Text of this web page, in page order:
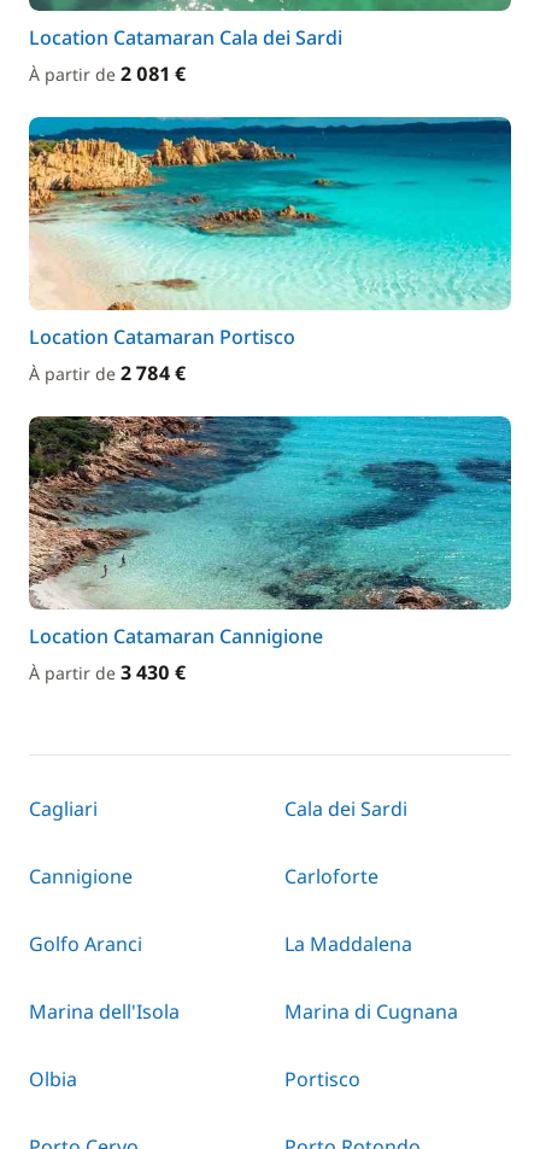
Location Catamaran Cala dei Sardi
À partir de 2 081 €
Location Catamaran Portisco
À partir de 2 784 €
Location Catamaran Cannigione
À partir de 3 430 €
Cagliari Cala dei Sardi
Cannigione Carloforte
Golfo Aranci La Maddalena
Marina dell'Isola Marina di Cugnana
Olbia Portisco